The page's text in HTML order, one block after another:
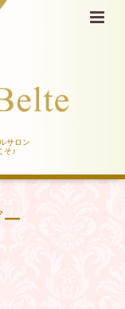
サロン
そ♪